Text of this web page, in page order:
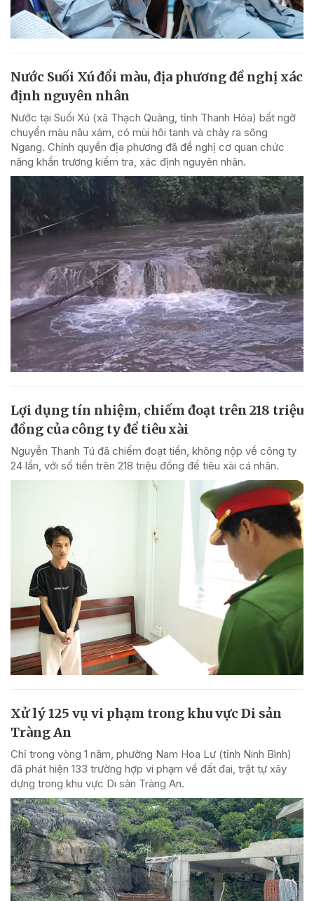
Nước Suối Xú đổi màu, địa phương đề nghị xác
định nguyên nhân
Nước tại Suối Xú (xã Thạch Quảng, tỉnh Thanh Hóa) bất ngờ
chuyển màu nâu xám, có mùi hôi tanh và chảy ra sông
Ngang. Chính quyền địa phương đã đề nghị cơ quan chức
năng khẩn trương kiểm tra, xác định nguyên nhân.
Lợi dụng tín nhiệm, chiếm đoạt trên 218 triệu
đồng của công ty để tiêu xài
Nguyễn Thanh Tú đã chiếm đoạt tiền, không nộp về công ty
24 lần, với số tiền trên 218 triệu đồng để tiêu xài cá nhân.
Xử lý 125 vụ vi phạm trong khu vực Di sản
Tràng An
Chỉ trong vòng 1 năm, phường Nam Hoa Lư (tỉnh Ninh Bình)
đã phát hiện 133 trường hợp vi phạm về đất đai, trật tự xây
dựng trong khu vực Di sản Tràng An.